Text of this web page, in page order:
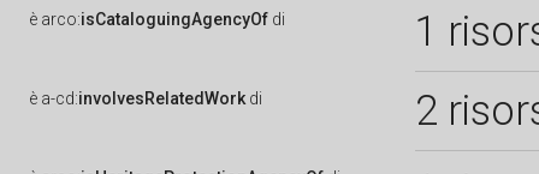
è arco:isCataloguingAgencyOf di 1
è a-cd:involvesRelatedWork di 2